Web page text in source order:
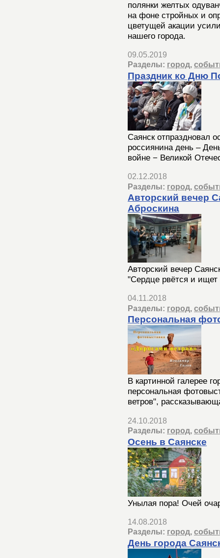
полянки желтых
на фоне стройных и
цветущей акации
нашего города.
09.05.2019
Разделы: город,
Праздник ко Дню
Саянск отпраздновал
россиянина день –
войне − Великой
02.12.2018
Разделы: город,
Авторский вечер
Аброскина
Авторский вечер
"Сердце рвётся и ищет
04.11.2018
Разделы: город,
Персональная
В картинной галерее
персональная
ветров",
24.10.2018
Разделы: город,
Осень в Саянске
Унылая пора! Очей
14.08.2018
Разделы: город,
День города